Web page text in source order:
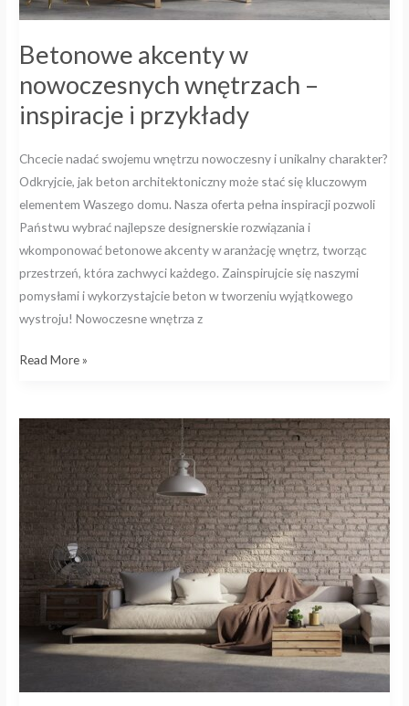
Betonowe akcenty w
nowoczesnych wnętrzach –
inspiracje i przykłady
Chcecie nadać swojemu wnętrzu nowoczesny i unikalny charakter?
Odkryjcie, jak beton architektoniczny może stać się kluczowym
elementem Waszego domu. Nasza oferta pełna inspiracji pozwoli
Państwu wybrać najlepsze designerskie rozwiązania i
wkomponować betonowe akcenty w aranżację wnętrz, tworząc
przestrzeń, która zachwyci każdego. Zainspirujcie się naszymi
pomysłami i wykorzystajcie beton w tworzeniu wyjątkowego
wystroju! Nowoczesne wnętrza z
Read More »
w
dekoracji
cegła
kontra
beton
–
wybrać?